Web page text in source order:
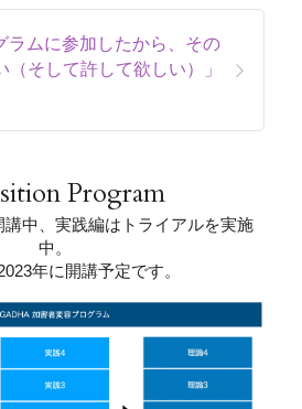
ラムに参加したから、その
そして許して欲しい）」
Program
中、実践編はトライアルを実施
中。
年に開講予定です。